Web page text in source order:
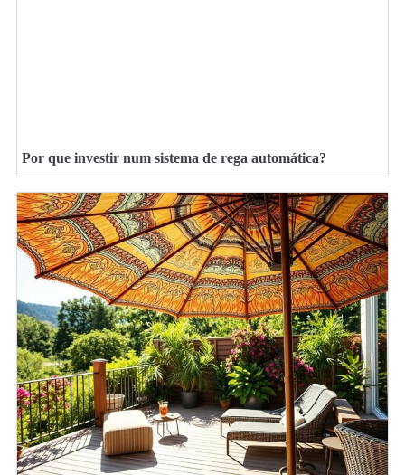
Por que investir num sistema de rega automática?